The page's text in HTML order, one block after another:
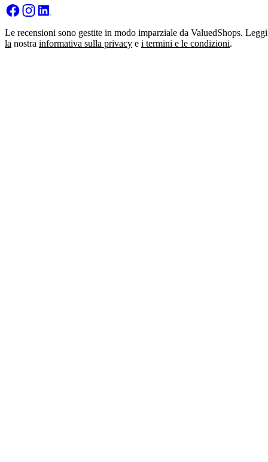
Le recensioni sono gestite in modo imparziale da ValuedShops. Leggi
la nostra informativa sulla privacy e i termini e le condizioni.